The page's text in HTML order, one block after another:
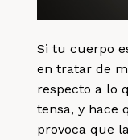
Si tu cuerpo
en tratar de
respecto a lo
tensa, y hace
provoca que